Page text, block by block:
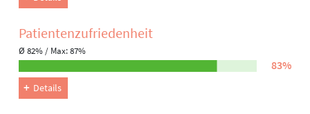
Patienten­zufriedenheit
Ø 82% / Max: 87%
83%
Details